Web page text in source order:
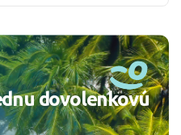
dovolenkovú